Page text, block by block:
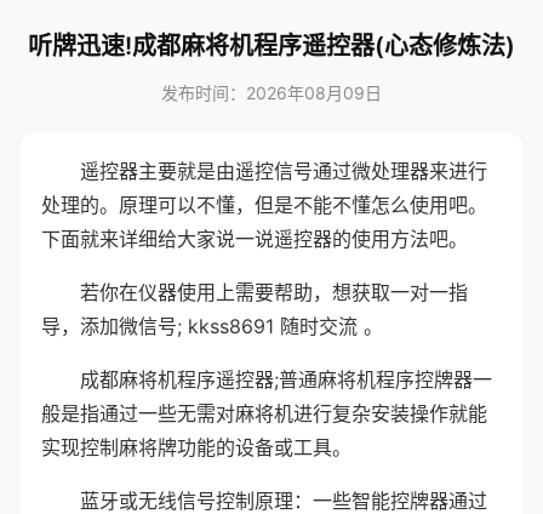
听牌迅速!成都麻将机程序遥控器(心态修炼法)
发布时间：2026年08月09日
遥控器主要就是由遥控信号通过微处理器来进行
处理的。原理可以不懂，但是不能不懂怎么使用吧。
下面就来详细给大家说一说遥控器的使用方法吧。
若你在仪器使用上需要帮助，想获取一对一指
导，添加微信号; kkss8691 随时交流 。
成都麻将机程序遥控器;普通麻将机程序控牌器一
般是指通过一些无需对麻将机进行复杂安装操作就能
实现控制麻将牌功能的设备或工具。
蓝牙或无线信号控制原理：一些智能控牌器通过